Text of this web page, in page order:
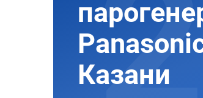
Казани